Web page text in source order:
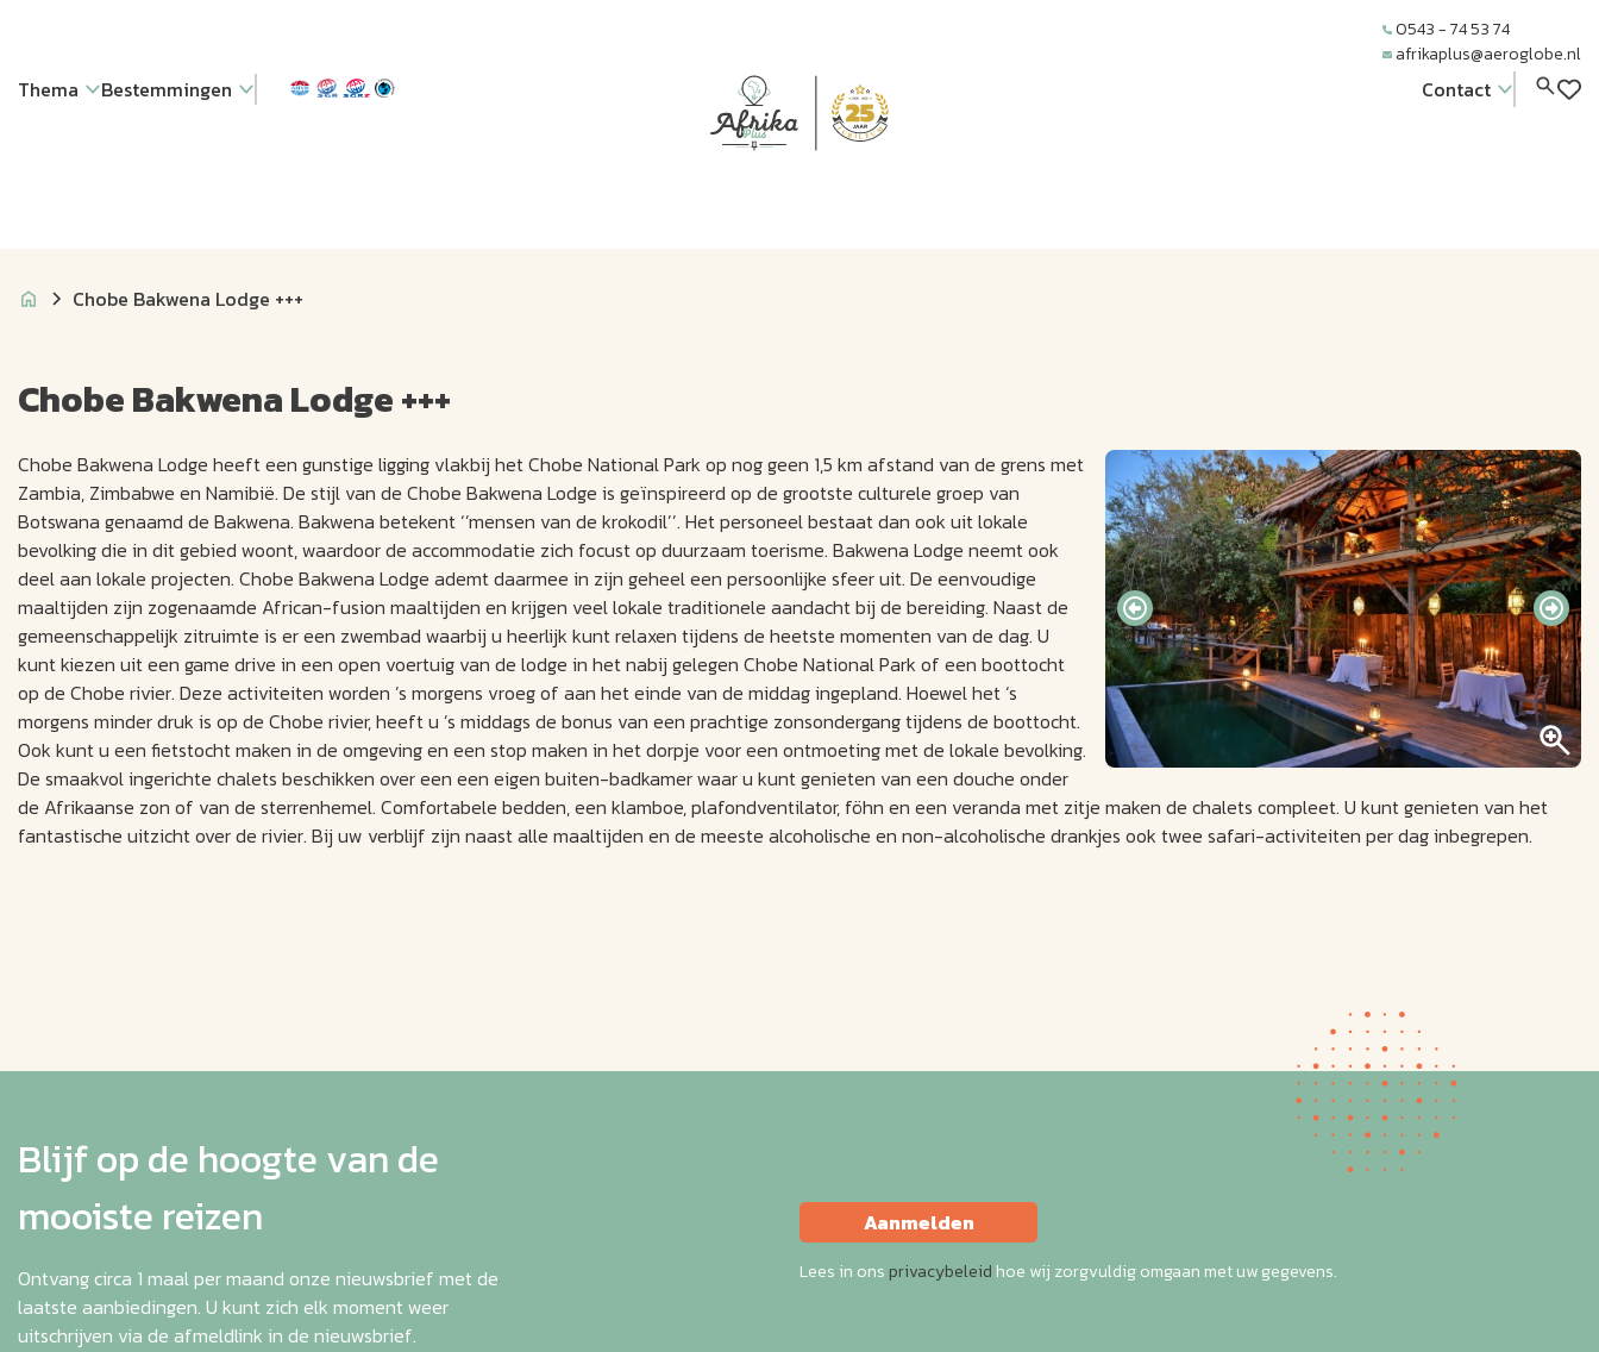
Thema Bestemmingen
JUBIL EUM
0543 - 74 53 74
afrikaplus@aeroglobe.nl
Contact
Chobe Bakwena Lodge +++
Chobe Bakwena Lodge +++
Chobe Bakwena Lodge heeft een gunstige ligging vlakbij het Chobe National Park op nog geen 1,5 km afstand van de grens met
Zambia, Zimbabwe en Namibië. De stijl van de Chobe Bakwena Lodge is geïnspireerd op de grootste culturele groep van
Botswana genaamd de Bakwena. Bakwena betekent ‘’mensen van de krokodil’’. Het personeel bestaat dan ook uit lokale
bevolking die in dit gebied woont, waardoor de accommodatie zich focust op duurzaam toerisme. Bakwena Lodge neemt ook
deel aan lokale projecten. Chobe Bakwena Lodge ademt daarmee in zijn geheel een persoonlijke sfeer uit. De eenvoudige
maaltijden zijn zogenaamde African-fusion maaltijden en krijgen veel lokale traditionele aandacht bij de bereiding. Naast de
gemeenschappelijk zitruimte is er een zwembad waarbij u heerlijk kunt relaxen tijdens de heetste momenten van de dag. U
kunt kiezen uit een game drive in een open voertuig van de lodge in het nabij gelegen Chobe National Park of een boottocht
op de Chobe rivier. Deze activiteiten worden ’s morgens vroeg of aan het einde van de middag ingepland. Hoewel het ‘s
morgens minder druk is op de Chobe rivier, heeft u ’s middags de bonus van een prachtige zonsondergang tijdens de boottocht.
Ook kunt u een fietstocht maken in de omgeving en een stop maken in het dorpje voor een ontmoeting met de lokale bevolking.
De smaakvol ingerichte chalets beschikken over een een eigen buiten-badkamer waar u kunt genieten van een douche onder
de Afrikaanse zon of van de sterrenhemel. Comfortabele bedden, een klamboe, plafondventilator, föhn en een veranda met zitje maken de chalets compleet. U kunt genieten van het
fantastische uitzicht over de rivier. Bij uw verblijf zijn naast alle maaltijden en de meeste alcoholische en non-alcoholische drankjes ook twee safari-activiteiten per dag inbegrepen.
Blijf op de hoogte van de
mooiste reizen
Ontvang circa 1 maal per maand onze nieuwsbrief met de
laatste aanbiedingen. U kunt zich elk moment weer
uitschrijven via de afmeldlink in de nieuwsbrief.
Aanmelden
Lees in ons privacybeleid hoe wij zorgvuldig omgaan met uw gegevens.